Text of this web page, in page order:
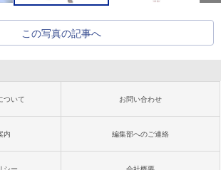
この写真の記事へ
ついて お問い合わせ
内 編集部へのご連絡